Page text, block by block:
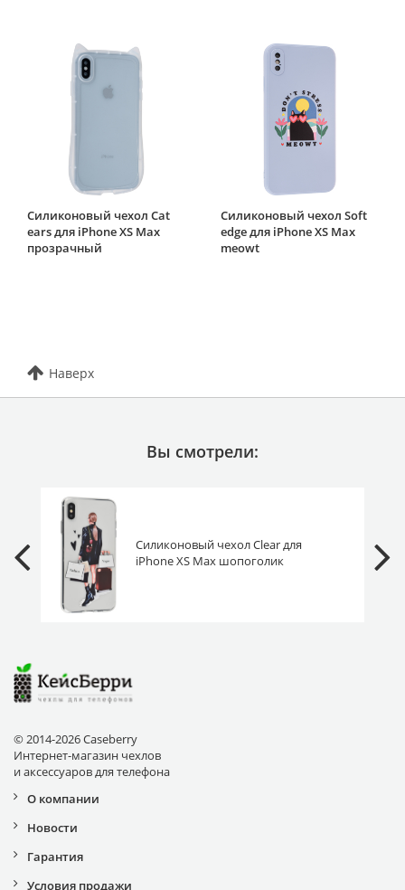
Силиконовый чехол Cat
ears для iPhone XS Max
прозрачный
Силиконовый чехол Soft
edge для iPhone XS Max
meowt
Наверх
Вы смотрели:
Силиконовый чехол Clear для
iPhone XS Max шопоголик
© 2014-2026 Caseberry
Интернет-магазин чехлов
и аксессуаров для телефона
О компании
Новости
Гарантия
Условия продажи